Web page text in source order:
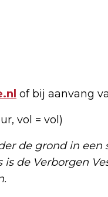
of bij aanvang
vol = vol)
de grond in
de Verborgen